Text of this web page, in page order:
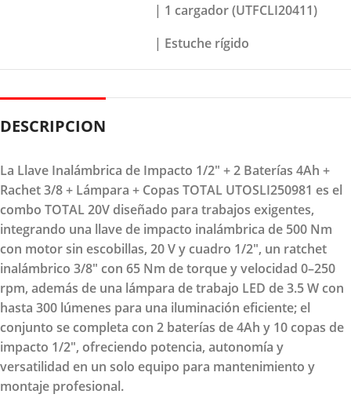
| 1 cargador (UTFCLI20411)
| Estuche rígido
DESCRIPCION
La Llave Inalámbrica de Impacto 1/2" + 2 Baterías 4Ah +
Rachet 3/8 + Lámpara + Copas TOTAL UTOSLI250981 es el
combo TOTAL 20V diseñado para trabajos exigentes,
integrando una llave de impacto inalámbrica de 500 Nm
con motor sin escobillas, 20 V y cuadro 1/2", un ratchet
inalámbrico 3/8" con 65 Nm de torque y velocidad 0–250
rpm, además de una lámpara de trabajo LED de 3.5 W con
hasta 300 lúmenes para una iluminación eficiente; el
conjunto se completa con 2 baterías de 4Ah y 10 copas de
impacto 1/2", ofreciendo potencia, autonomía y
versatilidad en un solo equipo para mantenimiento y
montaje profesional.